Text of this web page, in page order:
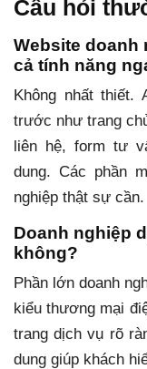
Câu hỏi
Website doanh
cả tính năng
Không nhất thiết.
trước như trang
liên hệ, form tư
dung. Các phần
nghiệp thật sự cần.
Doanh nghiệp
không?
Phần lớn doanh
kiểu thương mại
trang dịch vụ rõ
dung giúp khách